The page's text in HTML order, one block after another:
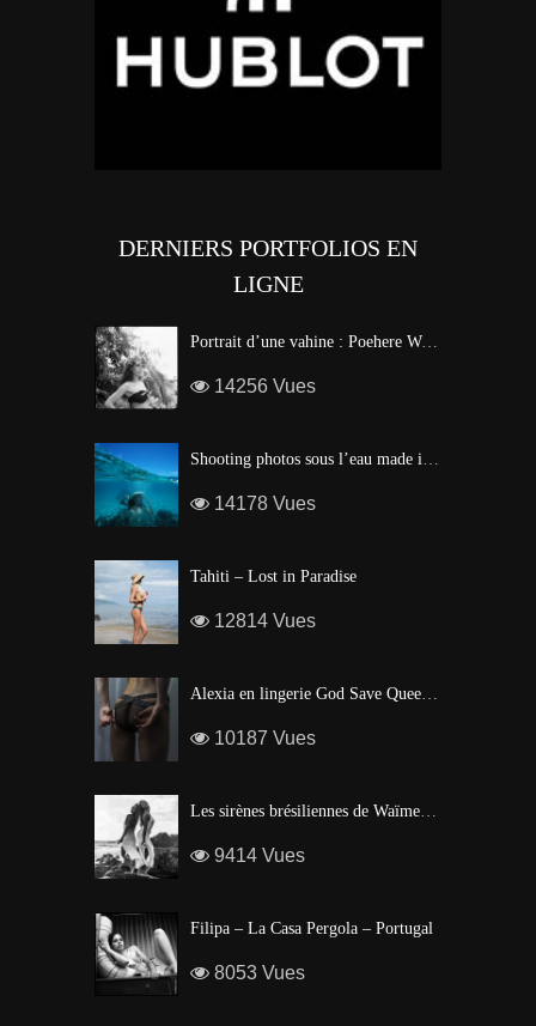
DERNIERS PORTFOLIOS EN
LIGNE
Portrait d’une vahine : Poehere Wilson, Miss Tahiti 2010
14256 Vues
Shooting photos sous l’eau made in Tahiti
14178 Vues
Tahiti – Lost in Paradise
12814 Vues
Alexia en lingerie God Save Queen | Brigade Mondaine – Paris
10187 Vues
Les sirènes brésiliennes de Waïmea Bay – Hawaï
9414 Vues
Filipa – La Casa Pergola – Portugal
8053 Vues